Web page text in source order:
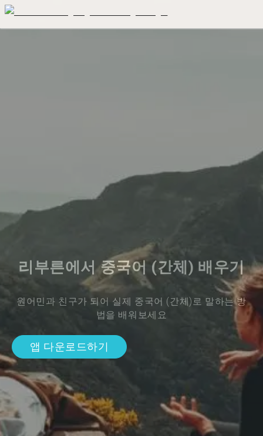
리부른에서 중국어 (간체) 배우기
원어민과 친구가 되어 실제 중국어 (간체)로 말하는 방
법을 배워보세요
앱 다운로드하기